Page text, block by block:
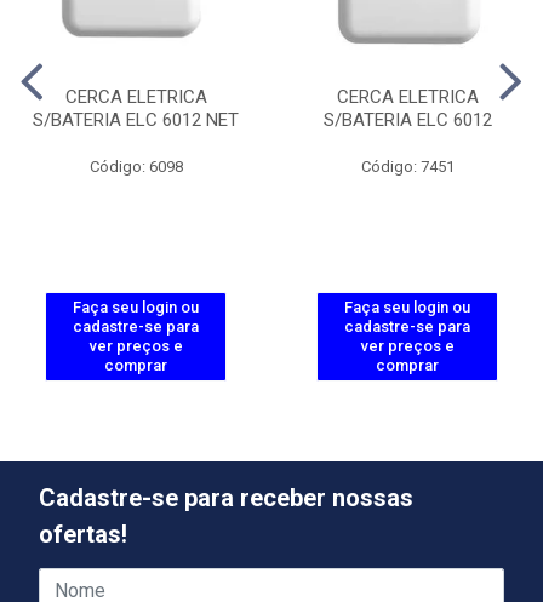
CERCA ELETRICA
S/BATERIA ELC 6012 NET
Código: 6098
Faça seu login ou
cadastre-se para
ver preços e
comprar
CERCA ELETRICA
S/BATERIA ELC 6012
Código: 7451
Faça seu login ou
cadastre-se para
ver preços e
comprar
Cadastre-se para receber nossas
ofertas!